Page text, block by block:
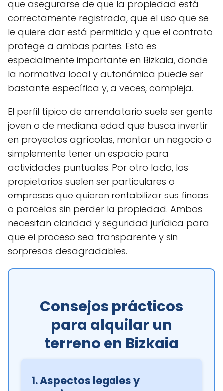
que asegurarse de que la propiedad está
correctamente registrada, que el uso que se
le quiere dar está permitido y que el contrato
protege a ambas partes. Esto es
especialmente importante en Bizkaia, donde
la normativa local y autonómica puede ser
bastante específica y, a veces, compleja.
El perfil típico de arrendatario suele ser gente
joven o de mediana edad que busca invertir
en proyectos agrícolas, montar un negocio o
simplemente tener un espacio para
actividades puntuales. Por otro lado, los
propietarios suelen ser particulares o
empresas que quieren rentabilizar sus fincas
o parcelas sin perder la propiedad. Ambos
necesitan claridad y seguridad jurídica para
que el proceso sea transparente y sin
sorpresas desagradables.
Consejos prácticos
para alquilar un
terreno en Bizkaia
1. Aspectos legales y